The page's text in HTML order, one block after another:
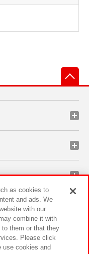
as cookies to
and ads. We
with our
combine it with
to them or that they
Please click
use cookies and